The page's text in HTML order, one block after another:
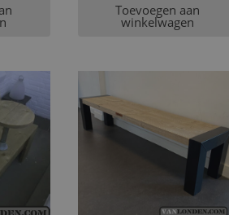
Toevoegen aan
winkelwagen